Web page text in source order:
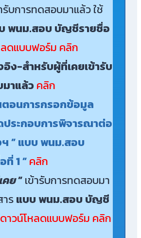
รับการทดสอบมาแล้ว ใช้
พนม.สอบ บัญชีรายชื่อ
ดแบบฟอร์ม คลิก
อิง-สำหรับผู้ที่เคยเข้ารับ
าแล้ว คลิก
อนการกรอกข้อมูล
ประกอบการพิจารณาต่อ
” แบบ พนม.สอบ
1 ”คลิก
คย”เข้ารับการทดสอบมา
รแบบ พนม.สอบ บัญชี
ดาวน์โหลดแบบฟอร์ม คลิก